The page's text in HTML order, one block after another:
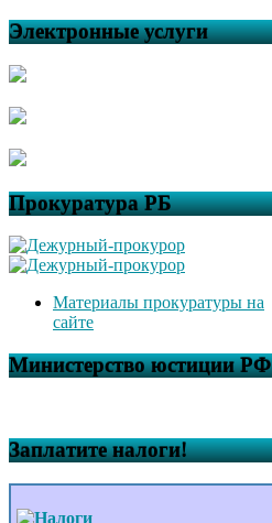
Электронные услуги
Прокуратура РБ
Материалы прокуратуры на
сайте
Министерство юстиции РФ
Заплатите налоги!